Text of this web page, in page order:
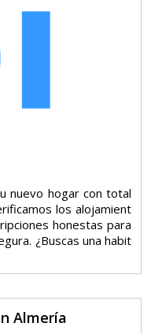
nuevo hogar con total
los alojamient
honestas para
¿Buscas una habit
Almería